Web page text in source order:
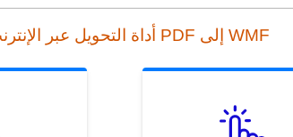
أداة التحويل عبر الإنترنت من PDF إلى WMF